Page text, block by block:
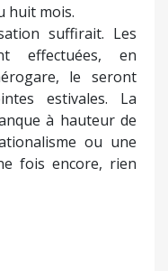
huit mois.
suffirait. Les
effectuées, en
le seront
estivales. La
à hauteur de
ou une
fois encore, rien